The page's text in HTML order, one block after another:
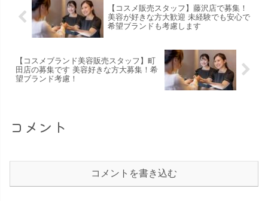
【コスメ販売スタッフ】藤沢店で募集！
美容が好きな方大歓迎 未経験でも安心で
希望ブランドも考慮します
【コスメブランド美容販売スタッフ】町
田店の募集です 美容好きな方大募集！希
望ブランド考慮！
コメント
コメントを書き込む